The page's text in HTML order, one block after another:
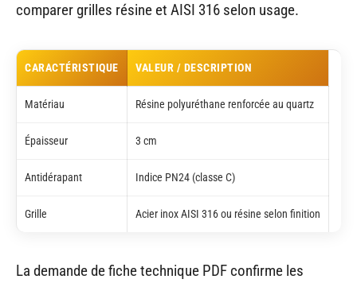
comparer grilles résine et AISI 316 selon usage.
CARACTÉRISTIQUE VALEUR / DESCRIPTION
Matériau Résine polyuréthane renforcée au quartz
Épaisseur 3 cm
Antidérapant Indice PN24 (classe C)
Grille Acier inox AISI 316 ou résine selon finition
La demande de fiche technique PDF confirme les